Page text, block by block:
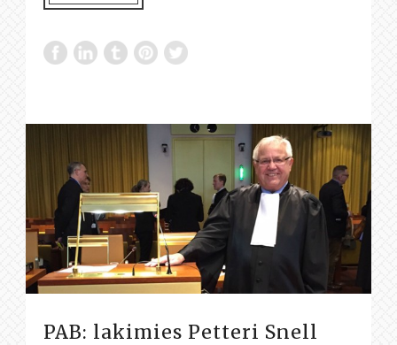
PAB: lakimies Petteri Snell